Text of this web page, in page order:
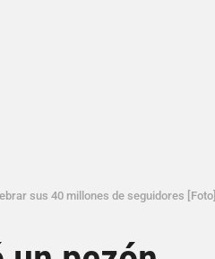
sus 40 millones de seguidores [Foto]